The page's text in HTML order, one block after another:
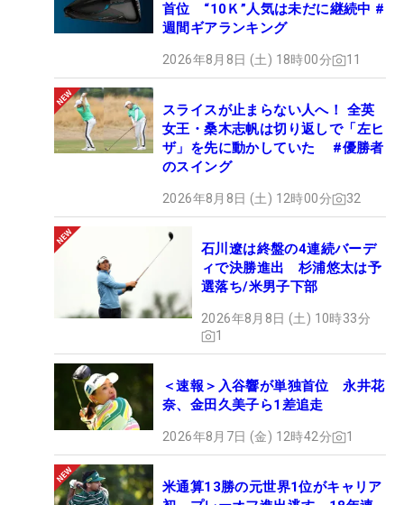
首位 “10Ｋ”人気は未だに継続中 #
週間ギアランキング
2026年8月8日 (土) 18時00分 11
スライスが止まらない人へ！ 全英
女王・桑木志帆は切り返しで「左ヒ
ザ」を先に動かしていた #優勝者
のスイング
2026年8月8日 (土) 12時00分 32
石川遼は終盤の4連続バーデ
ィで決勝進出 杉浦悠太は予
選落ち/米男子下部
2026年8月8日 (土) 10時33分
1
＜速報＞入谷響が単独首位 永井花
奈、金田久美子ら1差追走
2026年8月7日 (金) 12時42分 1
米通算13勝の元世界1位がキャリア